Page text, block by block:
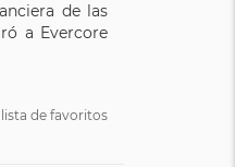
de las
a Evercore
de favoritos